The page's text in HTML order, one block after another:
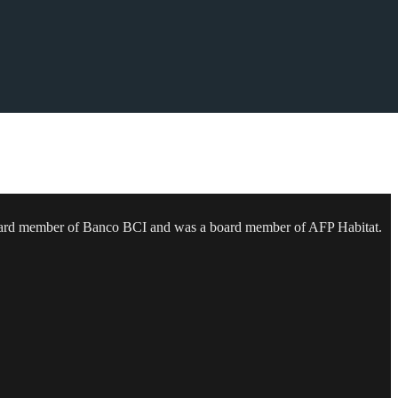
member of Banco BCI and was a board member of AFP Habitat.